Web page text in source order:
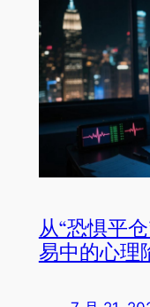
从“恐惧平
易中的心理